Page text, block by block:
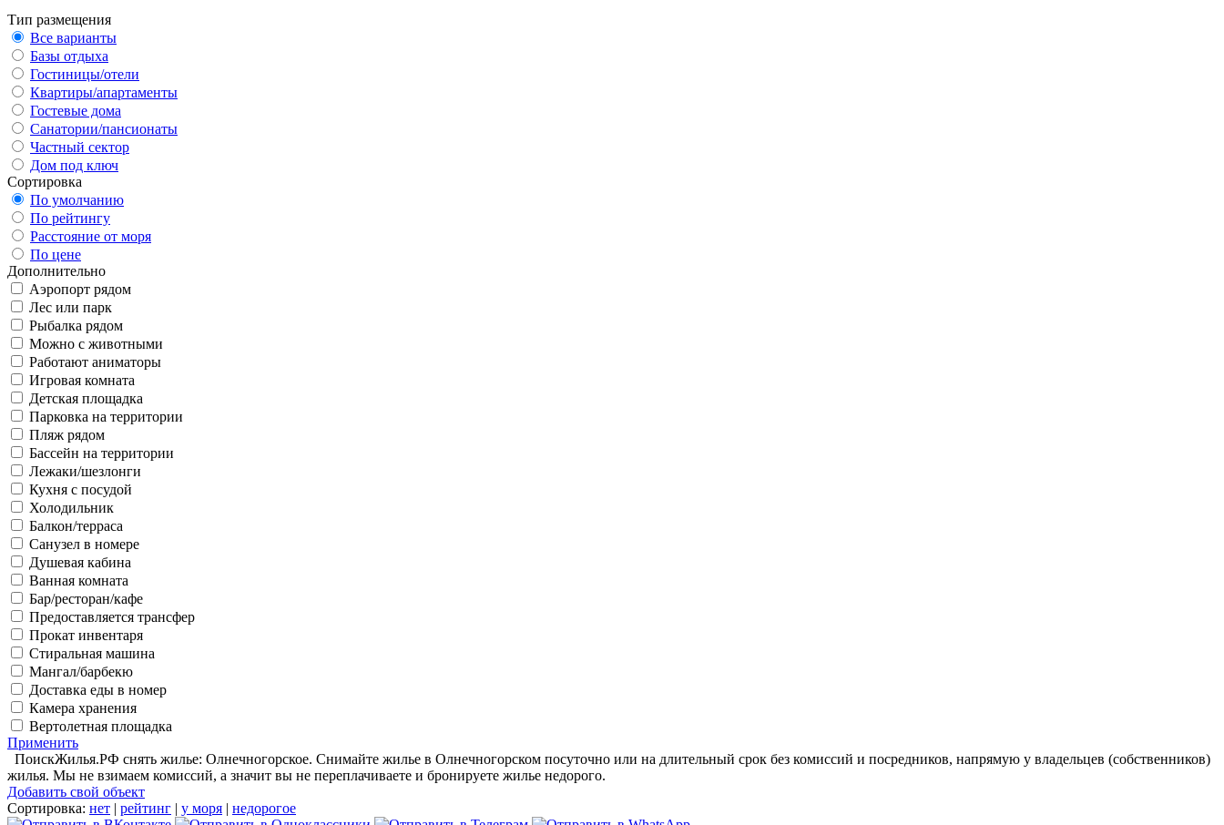
Тип размещения
Все варианты
Базы отдыха
Гостиницы/отели
Квартиры/апартаменты
Гостевые дома
Санатории/пансионаты
Частный сектор
Дом под ключ
Сортировка
По умолчанию
По рейтингу
Расстояние от моря
По цене
Дополнительно
Аэропорт рядом
Лес или парк
Рыбалка рядом
Можно с животными
Работают аниматоры
Игровая комната
Детская площадка
Парковка на территории
Пляж рядом
Бассейн на территории
Лежаки/шезлонги
Кухня с посудой
Холодильник
Балкон/терраса
Санузел в номере
Душевая кабина
Ванная комната
Бар/ресторан/кафе
Предоставляется трансфер
Прокат инвентаря
Стиральная машина
Мангал/барбекю
Доставка еды в номер
Камера хранения
Вертолетная площадка
Применить
ПоискЖилья.РФ снять жилье: Олнечногорское. Снимайте жилье в Олнечногорском посуточно или на длительный срок без комиссий и посредников, напрямую у владельцев (собственников)
жилья. Мы не взимаем комиссий, а значит вы не переплачиваете и бронируете жилье недорого.
Добавить свой объект
Сортировка: нет | рейтинг | у моря | недорогое